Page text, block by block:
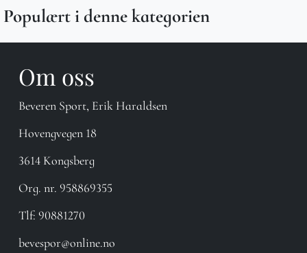
Populært i denne kategorien
Om oss
Beveren Sport, Erik Haraldsen
Hovengvegen 18
3614 Kongsberg
Org. nr. 958869355
Tlf: 90881270
bevespor@online.no